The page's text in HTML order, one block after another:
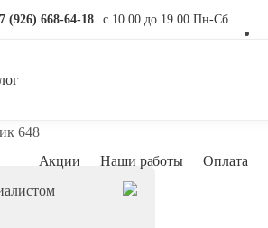
(926) 668-64-18 с 10.00 до 19.00 Пн-Сб
Акции Наши работы Оплата
648